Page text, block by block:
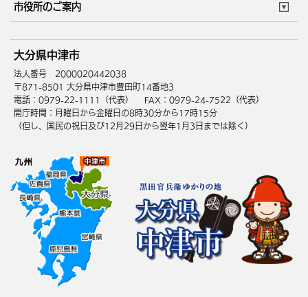
健康・医療 障がい・福祉
高齢・介護
サイトマップ
市役所のご案内
庁舎地図 組織案内
中津市へのアクセス
大分県中津市
法人番号 2000020442038
〒871-8501 大分県中津市豊田町14番地3
電話：0979-22-1111（代表）
FAX：0979-24-7522（代表）
開庁時間：月曜日から金曜日の8時30分から17時15分
（但し、国民の祝日及び12月29日から翌年1月3日までは除く）